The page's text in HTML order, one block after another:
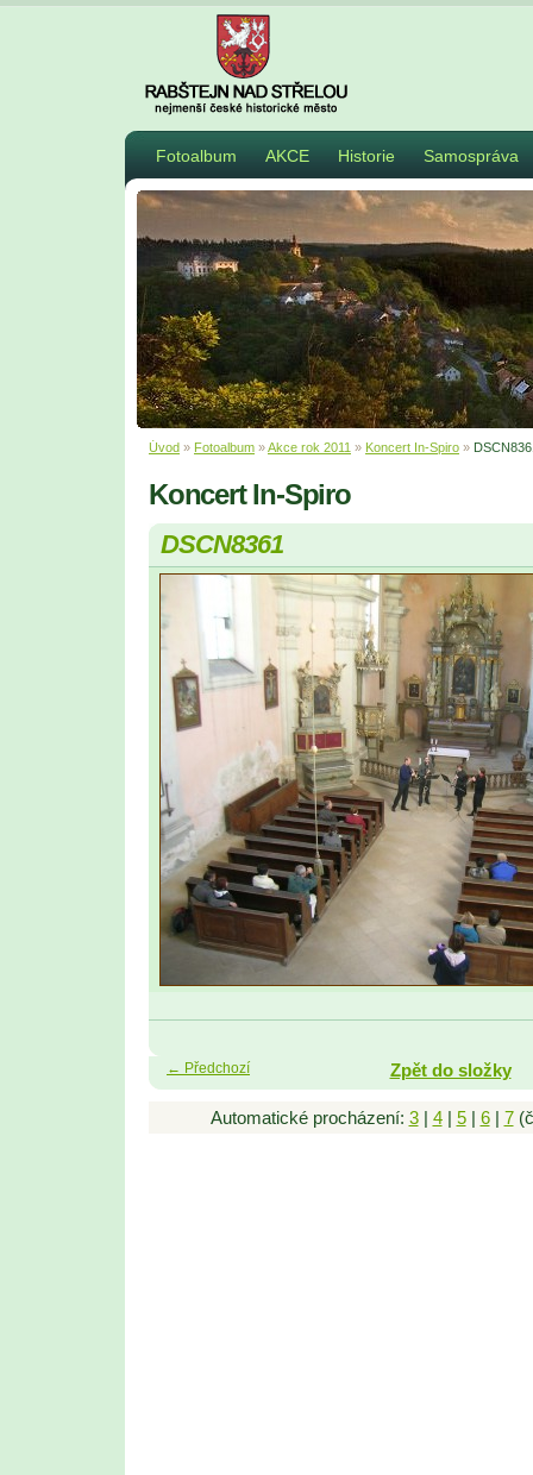
Fotoalbum AKCE Historie Samospráva
Úvod » Fotoalbum »Akce rok 2011 » Koncert In-Spiro »
Koncert In-Spiro
DSCN8361
← Předchozí Zpět do složky
Automatické procházení: 3| 4| 5| 6| 7